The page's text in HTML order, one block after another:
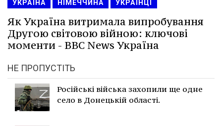
УКРАЇНА НІМЕЧЧИНА УКРАЇНЦІ
Як Україна витримала випробування
Другою світовою війною: ключові
моменти - BBC News Україна
НЕ ПРОПУСТІТЬ
Російські війська захопили ще одне
село в Донецькій області.